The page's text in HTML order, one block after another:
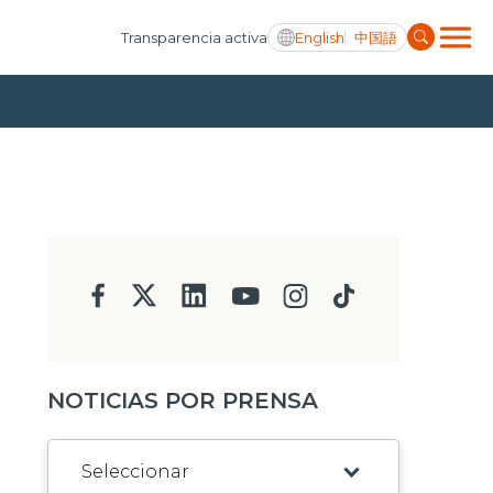
Transparencia activa English 中国語
NOTICIAS POR PRENSA